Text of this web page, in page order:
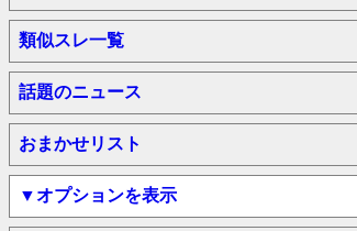
類似スレ一覧
話題のニュース
おまかせリスト
▼オプションを表示